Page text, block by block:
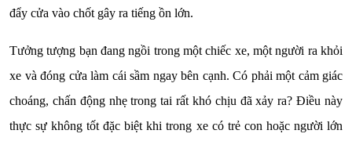
đẩy cửa vào chốt gây ra tiếng ồn lớn.
Tưởng tượng bạn đang ngồi trong một chiếc xe, một người ra khỏi
xe và đóng cửa làm cái sầm ngay bên cạnh. Có phải một cảm giác
choáng, chấn động nhẹ trong tai rất khó chịu đã xảy ra? Điều này
thực sự không tốt đặc biệt khi trong xe có trẻ con hoặc người lớn